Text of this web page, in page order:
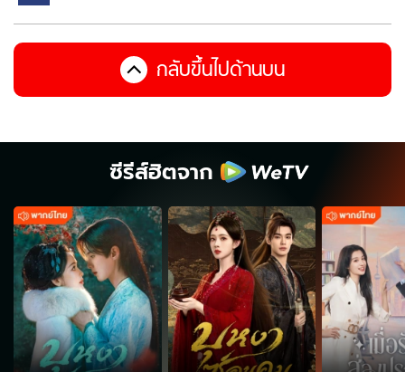
กลับขึ้นไปด้านบน
ซีรีส์ฮิตจาก